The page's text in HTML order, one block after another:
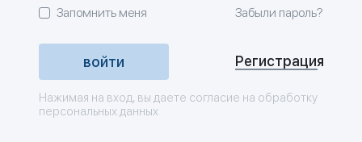
Запомнить меня Забыли пароль?
Регистрация
Нажимая на вход, вы даете согласие на обработку
персональных данных